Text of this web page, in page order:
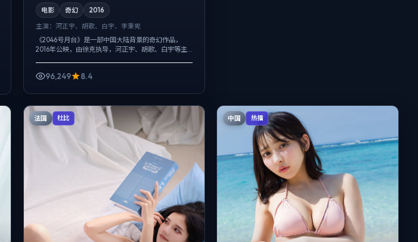
电影 奇幻
2016
主演： 河正宇、胡歌、白宇、李秉宪
《2046号月台》是一部中国大陆背景的奇幻作品，
2016年公映，由徐克执导，河正宇、胡歌、白宇等主
96,249 8.4
法国 杜比 中国 热播